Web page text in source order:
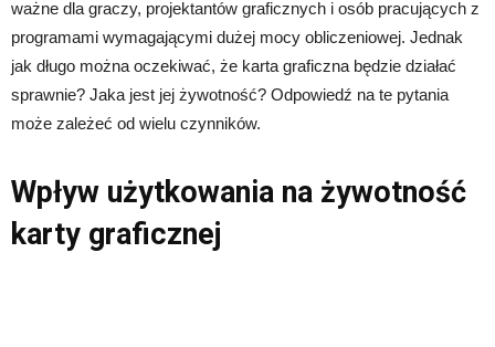
ważne dla graczy, projektantów graficznych i osób pracujących z
programami wymagającymi dużej mocy obliczeniowej. Jednak
jak długo można oczekiwać, że karta graficzna będzie działać
sprawnie? Jaka jest jej żywotność? Odpowiedź na te pytania
może zależeć od wielu czynników.
Wpływ użytkowania na żywotność
karty graficznej